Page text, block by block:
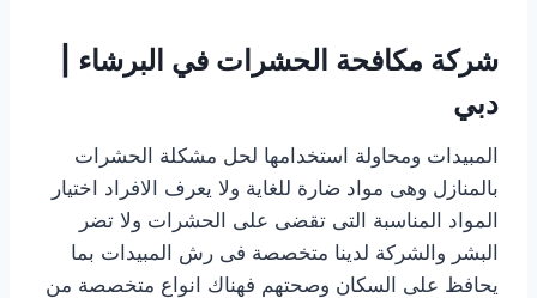
شركة مكافحة الحشرات في البرشاء |
دبي
المبيدات ومحاولة استخدامها لحل مشكلة الحشرات
بالمنازل وهى مواد ضارة للغاية ولا يعرف الافراد اختيار
المواد المناسبة التى تقضى على الحشرات ولا تضر
البشر والشركة لدينا متخصصة فى رش المبيدات بما
يحافظ على السكان وصحتهم فهناك انواع متخصصة من